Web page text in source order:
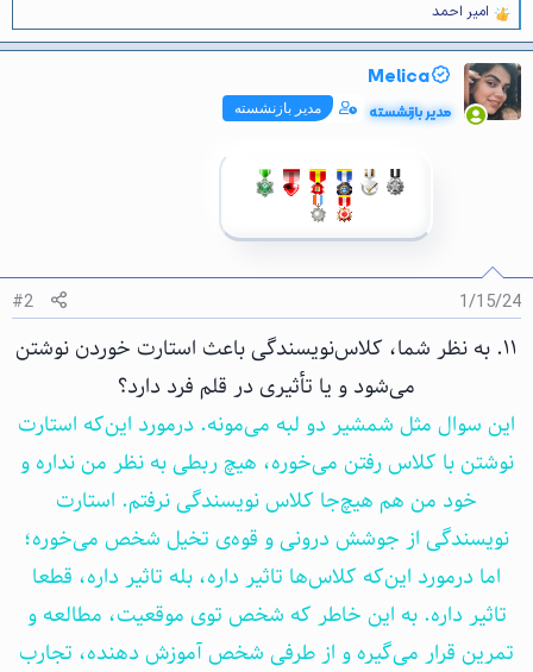
و
ا
ک
ن
ش‌
ه
ا
]
:
امیر احمد
Melica
مدیر بازنشسته مدیر بازنشسته
1/15/24
#2
۱۱. به نظر شما، کلاس‌نویسندگی باعث استارت خوردن نوشتن
می‌شود و یا تأثیری در قلم فرد دارد؟
این سوال مثل شمشیر دو لبه می‌مونه. درمورد این‌که استارت
نوشتن با کلاس رفتن می‌خوره، هیچ ربطی به نظر من نداره و
خود من هم هیچ‌جا کلاس نویسندگی نرفتم. استارت
نویسندگی از جوشش درونی و قوه‌ی تخیل شخص می‌خوره؛
اما درمورد این‌که کلاس‌ها تاثیر داره، بله تاثیر داره، قطعا
تاثیر داره. به این خاطر که شخص توی موقعیت، مطالعه و
تمرین قرار می‌گیره و از طرفی شخص آموزش دهنده، تجارب